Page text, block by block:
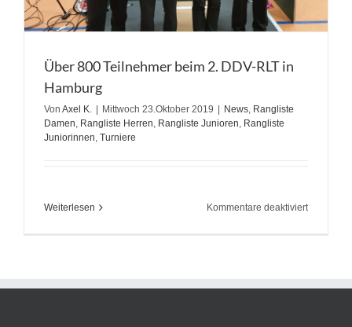
Über 800 Teilnehmer beim 2. DDV-RLT in
Hamburg
Von Axel K. Mittwoch 23.Oktober 2019 News, Rangliste
Damen, Rangliste Herren, Rangliste Junioren, Rangliste
Juniorinnen, Turniere
Weiterlesen Kommentare deaktiviertfür
RLT